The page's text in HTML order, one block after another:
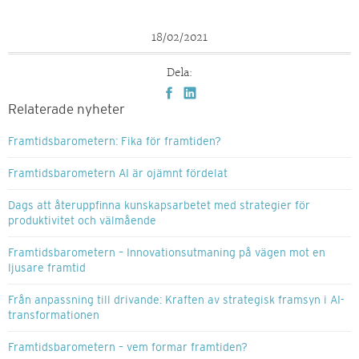
18/02/2021
Dela:
Relaterade nyheter
Framtidsbarometern: Fika för framtiden?
Framtidsbarometern AI är ojämnt fördelat
Dags att återuppfinna kunskapsarbetet med strategier för
produktivitet och välmående
Framtidsbarometern – Innovationsutmaning på vägen mot en
ljusare framtid
Från anpassning till drivande: Kraften av strategisk framsyn i AI-
transformationen
Framtidsbarometern – vem formar framtiden?